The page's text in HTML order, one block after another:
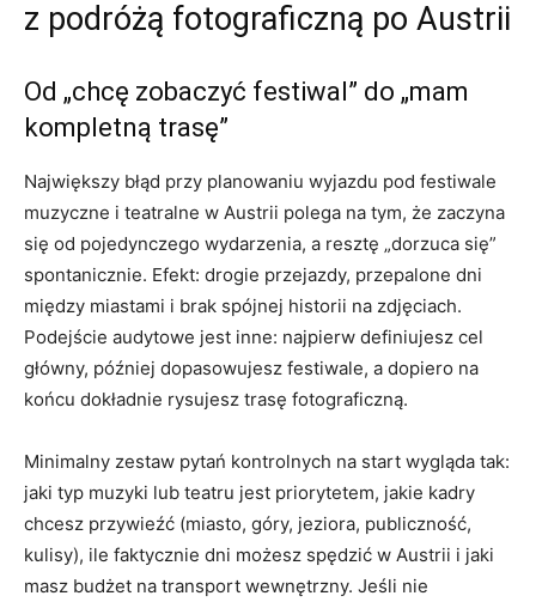
z podróżą fotograficzną po Austrii
Od „chcę zobaczyć festiwal” do „mam
kompletną trasę”
Największy błąd przy planowaniu wyjazdu pod festiwale
muzyczne i teatralne w Austrii polega na tym, że zaczyna
się od pojedynczego wydarzenia, a resztę „dorzuca się”
spontanicznie. Efekt: drogie przejazdy, przepalone dni
między miastami i brak spójnej historii na zdjęciach.
Podejście audytowe jest inne: najpierw definiujesz cel
główny, później dopasowujesz festiwale, a dopiero na
końcu dokładnie rysujesz trasę fotograficzną.
Minimalny zestaw pytań kontrolnych na start wygląda tak:
jaki typ muzyki lub teatru jest priorytetem, jakie kadry
chcesz przywieźć (miasto, góry, jeziora, publiczność,
kulisy), ile faktycznie dni możesz spędzić w Austrii i jaki
masz budżet na transport wewnętrzny. Jeśli nie